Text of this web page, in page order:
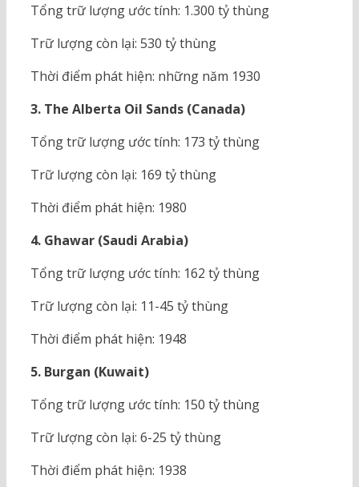
Tổng trữ lượng ước tính: 1.300 tỷ thùng
Trữ lượng còn lại: 530 tỷ thùng
Thời điểm phát hiện: những năm 1930
3. The Alberta Oil Sands (Canada)
Tổng trữ lượng ước tính: 173 tỷ thùng
Trữ lượng còn lại: 169 tỷ thùng
Thời điểm phát hiện: 1980
4. Ghawar (Saudi Arabia)
Tổng trữ lượng ước tính: 162 tỷ thùng
Trữ lượng còn lại: 11-45 tỷ thùng
Thời điểm phát hiện: 1948
5. Burgan (Kuwait)
Tổng trữ lượng ước tính: 150 tỷ thùng
Trữ lượng còn lại: 6-25 tỷ thùng
Thời điểm phát hiện: 1938